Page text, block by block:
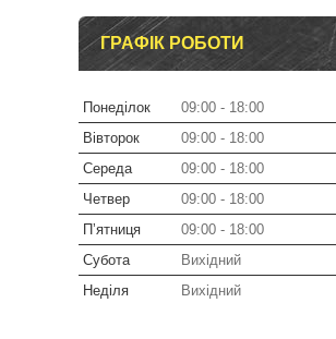
ГРАФІК РОБОТИ
Понеділок 09:00
18:00
Вівторок
09:00
18:00
Середа
09:00
18:00
Четвер
09:00
18:00
Пʼятниця
09:00
18:00
Субота
Вихідний
Неділя
Вихідний